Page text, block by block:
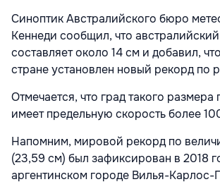
Синоптик Австралийского бюро
Кеннеди сообщил, что
составляет около 14 см и добавил,
стране установлен новый рекорд по
Отмечается, что град такого размера
имеет предельную скорость более
Напомним, мировой рекорд по
(23,59 см) был зафиксирован в 2018
аргентинском городе Вилья-Карлос-